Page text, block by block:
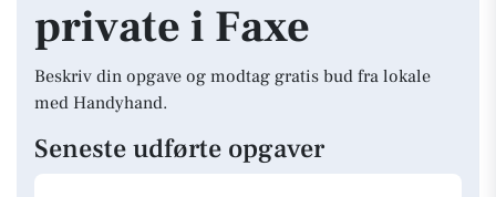
private i Faxe
Beskriv din opgave og modtag gratis bud fra lokale
med Handyhand.
Seneste udførte opgaver